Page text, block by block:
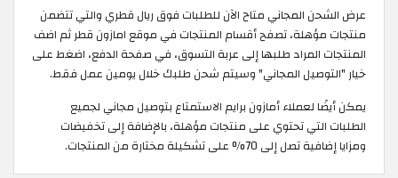
عرض الشحن المجاني متاح الآن للطلبات فوق ريال قطري والتي تتضمن
منتجات مؤهلة، تصفح أقسام المنتجات في موقع امازون قطر ثم اضف
المنتجات المراد طلبها إلى عربة التسوق، في صفحة الدفع، اضغط على
خيار "التوصيل المجاني" وسيتم شحن طلبك خلال يومين عمل فقط.
يمكن أيضًا لعملاء أمازون برايم الاستمتاع بتوصيل مجاني لجميع
الطلبات التي تحتوي على منتجات مؤهلة، بالإضافة إلى تخفيضات
ومزايا إضافية تصل إلى 70% على تشكيلة مختارة من المنتجات.